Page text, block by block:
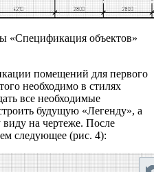
«Спецификация объектов»
помещений для первого
необходимо в стилях
все необходимые
будущую «Легенду», а
на чертеже. После
следующее (рис. 4):